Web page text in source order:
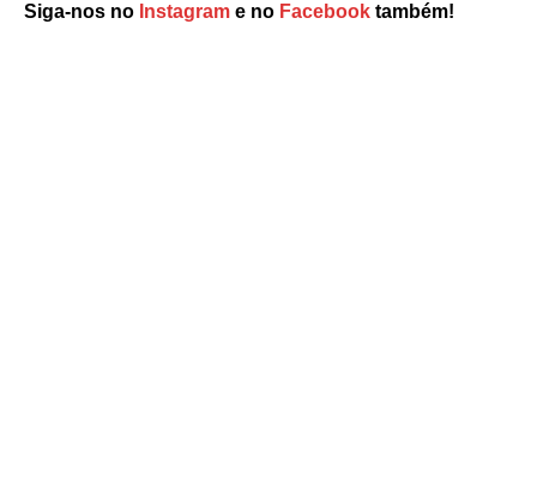
Siga-nos no Instagram e no Facebook também!